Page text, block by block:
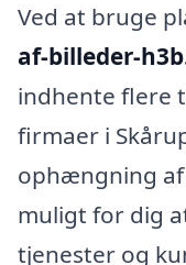
Ved at bruge
af-billeder-
indhente flere
firmaer i
ophængning
muligt for dig
tjenester og